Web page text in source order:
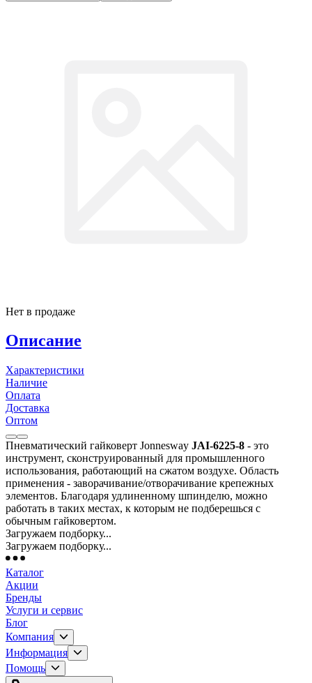
Нет в продаже
Описание
Характеристики
Наличие
Оплата
Доставка
Оптом
Пневматический гайковерт Jonnesway JAI-6225-8 - это
инструмент, сконструированный для промышленного
использования, работающий на сжатом воздухе. Область
применения - заворачивание/отворачивание крепежных
элементов. Благодаря удлиненному шпинделю, можно
работать в таких местах, к которым не подберешься с
обычным гайковертом.
Загружаем подборку...
Загружаем подборку...
Каталог
Акции
Бренды
Услуги и сервис
Блог
Компания
Информация
Помощь